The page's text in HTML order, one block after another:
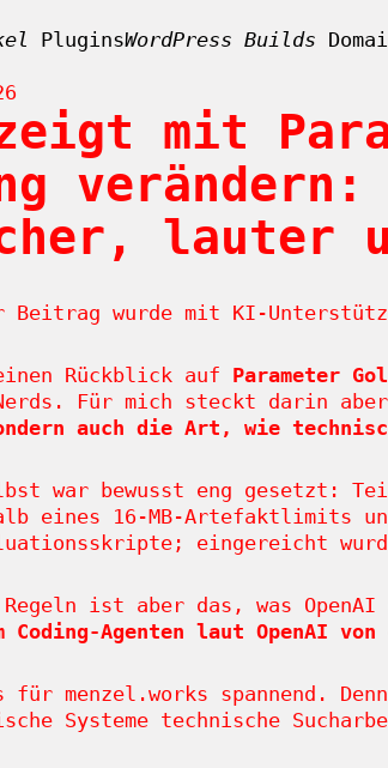
PluginsWordPress Builds
mit
verändern:
lauter
Beitrag wurde mit KI-
Rückblick auf Parameter
Nerds. Für mich steckt darin
auch die Art, wie
war bewusst eng gesetzt:
eines 16-MB-Artefaktlimits
eingereicht
ist aber das, was OpenAI
Coding-Agenten laut OpenAI
für menzel.works spannend.
Systeme technische